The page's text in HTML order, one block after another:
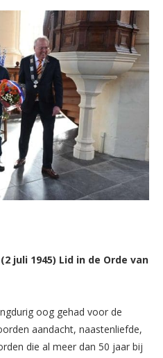
juli 1945) Lid in de Orde van
oog gehad voor de
aandacht, naastenliefde,
die al meer dan 50 jaar bij